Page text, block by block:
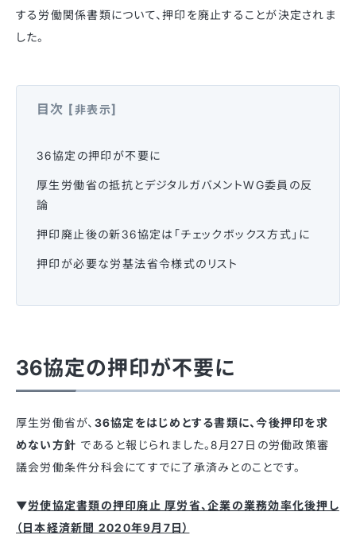
する労働関係書類について、押印を廃止することが決定されま
した。
目次 [非表示]
36協定の押印が不要に
厚生労働省の抵抗とデジタルガバメントWG委員の反
論
押印廃止後の新36協定は「チェックボックス方式」に
押印が必要な労基法省令様式のリスト
36協定の押印が不要に
厚生労働省が、 36協定をはじめとする書類に、今後押印を求
めない方針 であると報じられました。8月27日の労働政策審
議会労働条件分科会にてすでに了承済みとのことです。
▼労使協定書類の押印廃止 厚労省、企業の業務効率化後押し
（日本経済新聞 2020年9月7日）